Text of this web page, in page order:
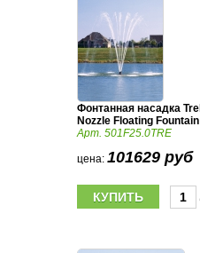
Фонтанная насадка
Nozzle Floating
Арт. 501F25.0TRE
цена: 101629 руб